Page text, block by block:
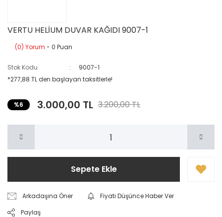
VERTU HELİUM DUVAR KAĞIDI 9007-1
(0) Yorum - 0 Puan
Stok Kodu
9007-1
*277,88 TL den başlayan taksitlerle!
%6 3.000,00 TL 3.200,00 TL
Sepete Ekle
Arkadaşına Öner
Fiyatı Düşünce Haber Ver
Paylaş